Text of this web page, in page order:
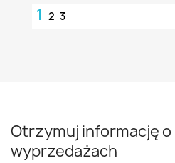
1 2 3
Otrzymuj informację o
wyprzedażach